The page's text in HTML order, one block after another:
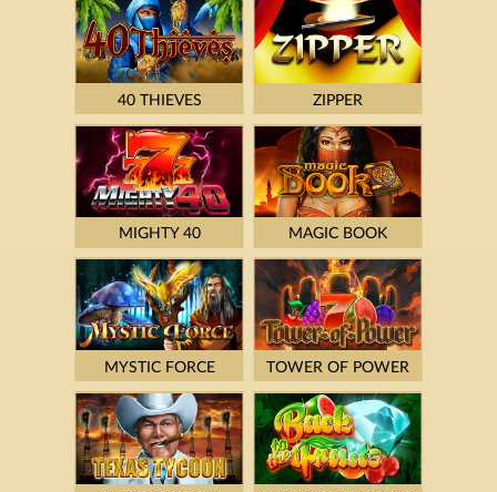
40 THIEVES ZIPPER
MIGHTY 40 MAGIC BOOK
MYSTIC FORCE TOWER OF POWER